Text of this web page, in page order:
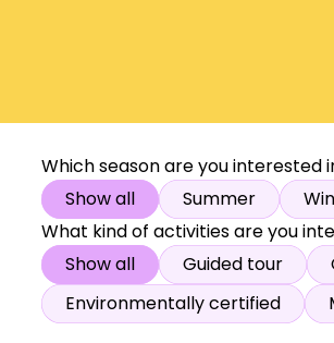
Which season are you interested
Show all
Summer
What kind of activities are you
Show all
Guided tour
Environmentally certified